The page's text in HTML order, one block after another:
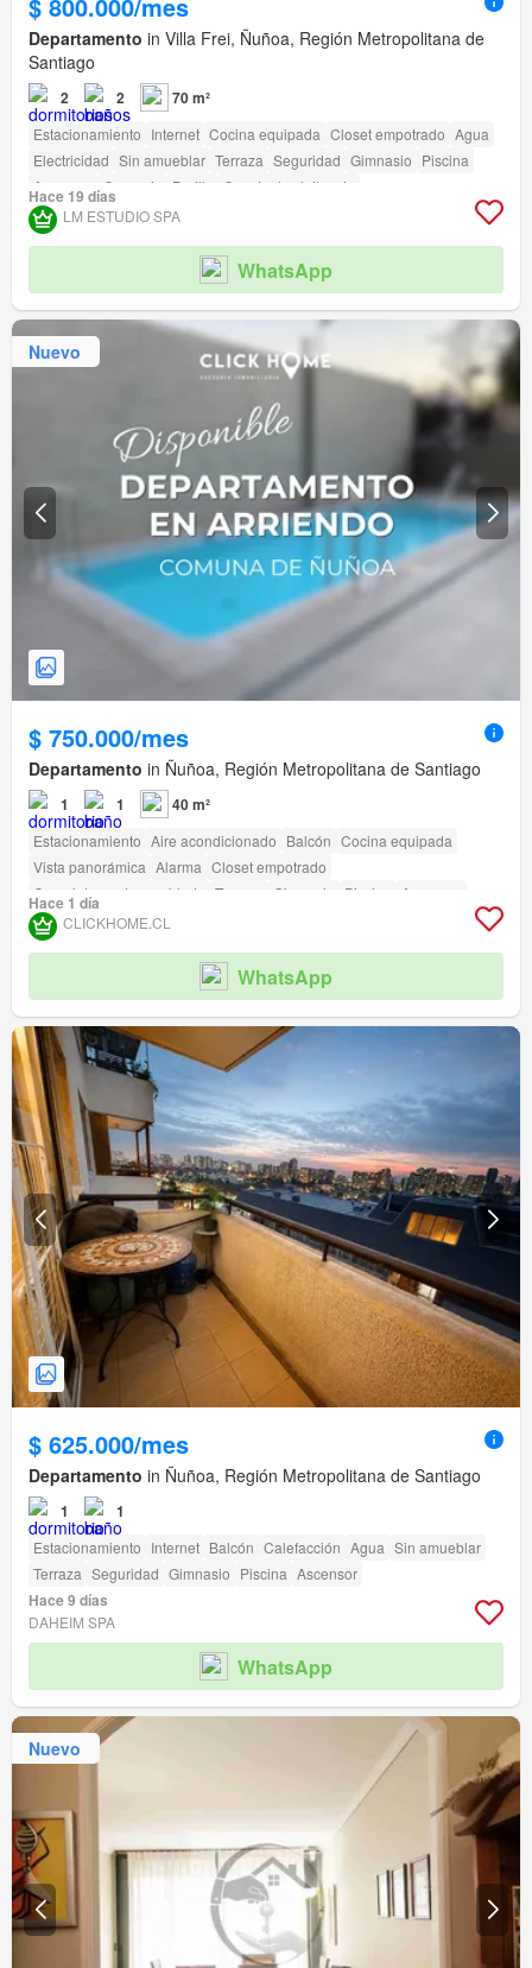
$ 800.000/mes
Departamento in Villa Frei, Ñuñoa, Región Metropolitana de
Santiago
2 2 70 m²
Estacionamiento Internet Cocina equipada Closet empotrado Agua
Electricidad Sin amueblar Terraza Seguridad Gimnasio Piscina
Ascensor
Conserje Parilla
Caseta de vigilancia
Acceso para personas con discapacidad
Hace 19 días
LM ESTUDIO SPA
WhatsApp
Nuevo
$ 750.000/mes
Departamento in Ñuñoa, Región Metropolitana de Santiago
1 1 40 m²
Estacionamiento Aire acondicionado Balcón Cocina equipada
Vista panorámica Alarma Closet empotrado
Completamente amoblado
Terraza Gimnasio Piscina
Ascensor
Jardín Conserje Parilla
Hace 1 día
CLICKHOME.CL
WhatsApp
$ 625.000/mes
Departamento in Ñuñoa, Región Metropolitana de Santiago
1 1
Estacionamiento Internet Balcón Calefacción Agua Sin amueblar
Terraza Seguridad Gimnasio Piscina Ascensor
Hace 9 días
DAHEIM SPA
WhatsApp
Nuevo